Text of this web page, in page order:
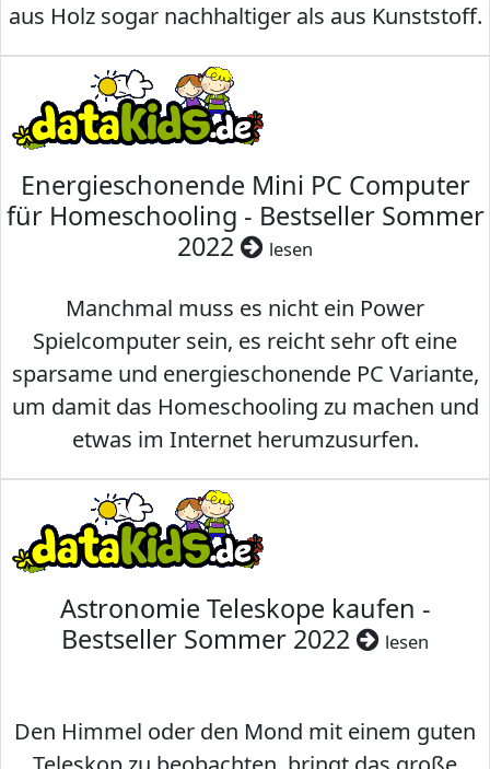
aus Holz sogar nachhaltiger als aus Kunststoff.
Energieschonende Mini PC Computer
für Homeschooling - Bestseller Sommer
2022
lesen
Manchmal muss es nicht ein Power
Spielcomputer sein, es reicht sehr oft eine
sparsame und energieschonende PC Variante,
um damit das Homeschooling zu machen und
etwas im Internet herumzusurfen.
Astronomie Teleskope kaufen -
Bestseller Sommer 2022
lesen
Den Himmel oder den Mond mit einem guten